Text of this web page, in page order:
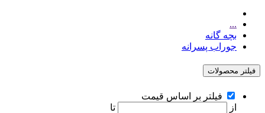
...
بچه گانه
جوراب پسرانه
فیلتر محصولات
فیلتر بر اساس قیمت
از
تا